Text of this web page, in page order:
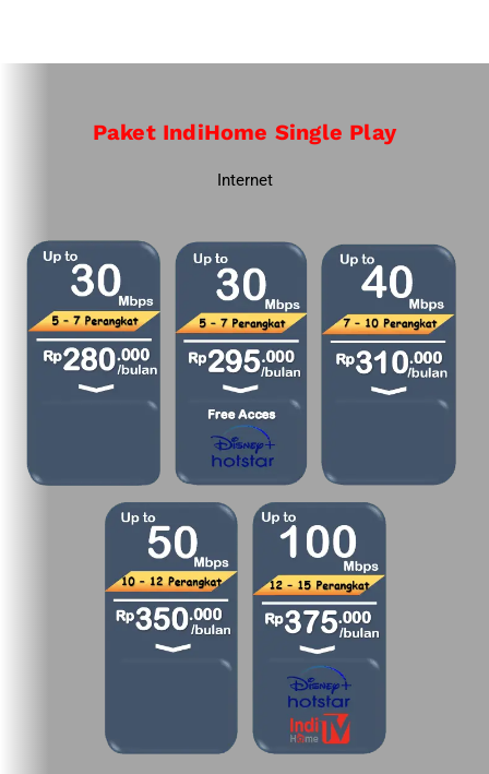
Paket IndiHome Single Play
Internet